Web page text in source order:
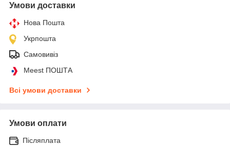
Умови доставки
Нова Пошта
Укрпошта
Самовивіз
Meest ПОШТА
Всі умови доставки
Умови оплати
Післяплата